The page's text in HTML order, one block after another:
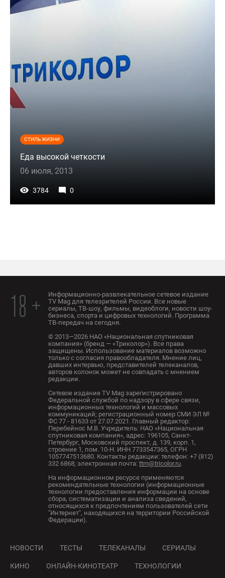
СТИЛЬ ЖИЗНИ
Еда высокой четкости
06 июля, 2013
3784 0
18 +
Информационно-развлекательное сетевое издание
TV Mag для телезрителей России. Все новые
сериалы, ТВ-шоу, фильмы, видеоблоги, новости шоу-
бизнеса, спорта и цифровых технологий. Программа
ТВ-передач на сегодня.
© 2013—2026 НАО «Национальная спутниковая
компания» (бренд — «Триколор»). Все права
защищены. Использование материалов возможно
только с согласия правообладателя. Мнение лиц,
давших интервью, представителей телеканалов,
авторов колонок может не совпадать с мнением
редакции.
Сетевое издание TV Mag зарегистрировано
Федеральной службой по надзору в сфере связи,
информационных технологий и массовых
коммуникаций; регистрационный номер СМИ ЭЛ №
ФС 77 - 81633 от 27.07.2021. Главный редактор:
Перебейнос М.В. Учредитель: НАО «Национальная
спутниковая компания», адрес: 196105, Санкт-
Петербург, Московский проспект, д. 139, корп. 1,
строение 1, пом. 10-Н. ИНН 7733547365, ОГРН
1057747513680. Контакты редакции: телефон: +7 (812)
332 6868; электронная почта: ttm@tricolor.ru.
На информационном ресурсе применяются
рекомендательные технологии (информационные
технологии предоставления информации на основе
сбора, систематизации и анализа сведений,
относящихся к предпочтениям пользователей сети
"Интернет", находящихся на территории Российской
Федерации).
НОВОСТИ ТЕСТЫ ТЕЛЕКАНАЛЫ СЕРИАЛЫ
КИНО ОНЛАЙН-КИНОТЕАТР ТЕХНОЛОГИИ